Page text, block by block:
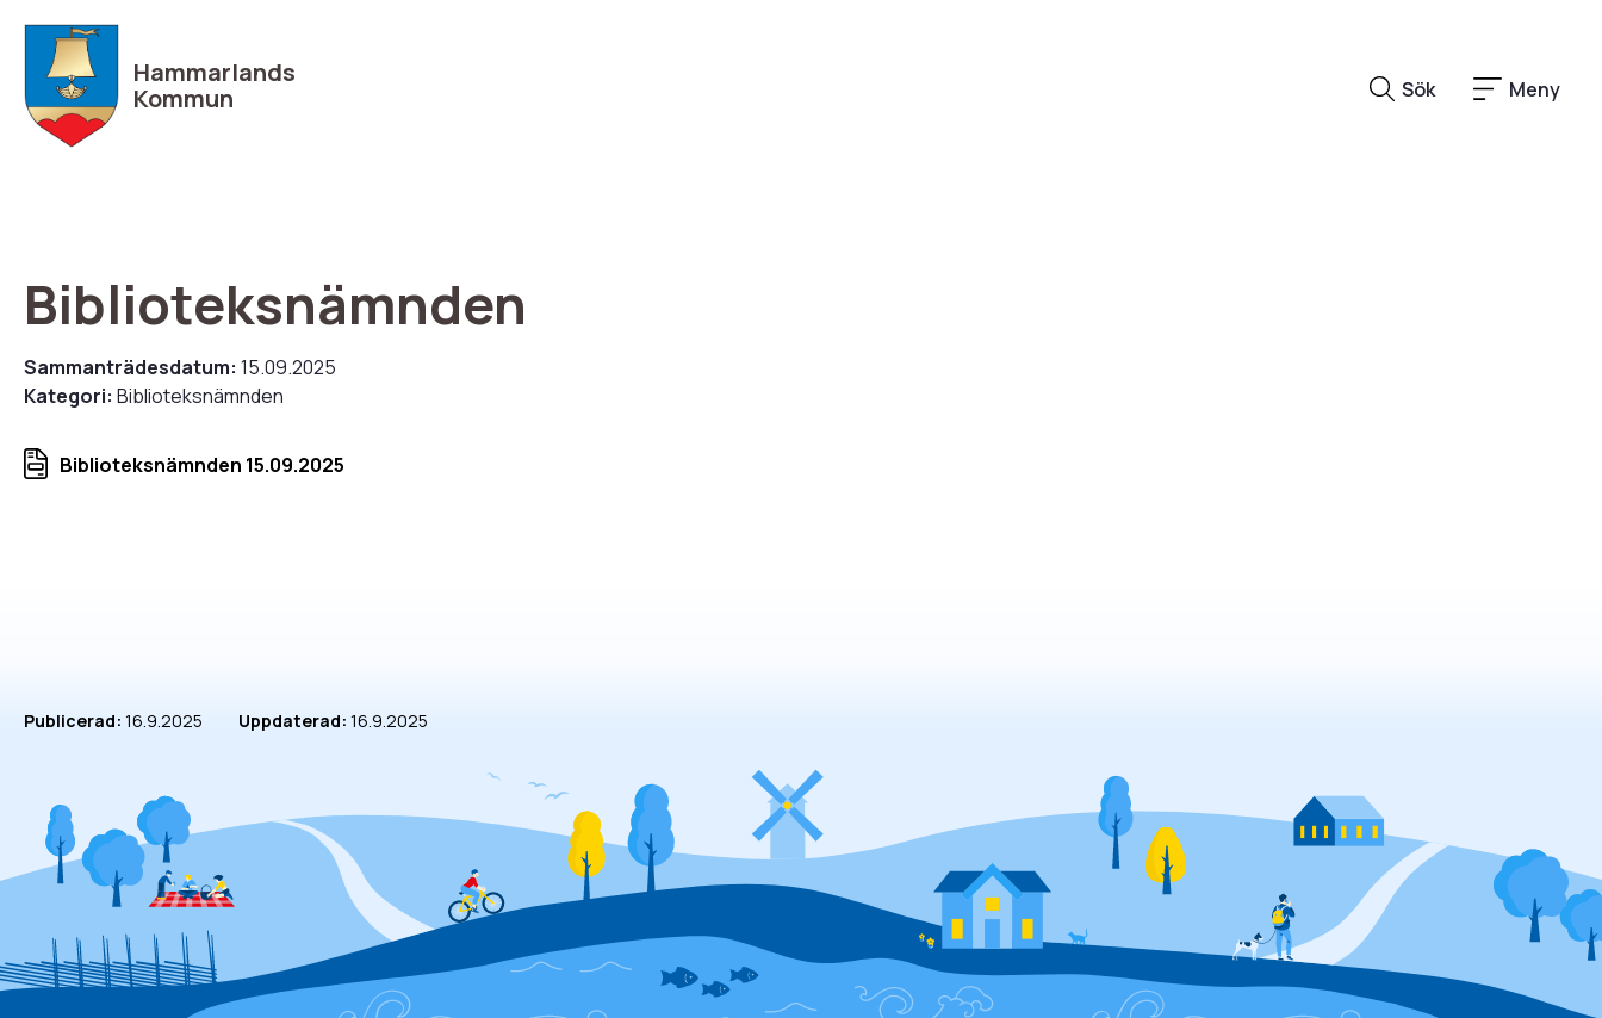
huvudinnehåll
Hammarlands
Kommun
Sök Meny
Biblioteksnämnden
Sammanträdesdatum: 15.09.2025
Kategori: Biblioteksnämnden
Biblioteksnämnden 15.09.2025
Publicerad: 16.9.2025 Uppdaterad: 16.9.2025